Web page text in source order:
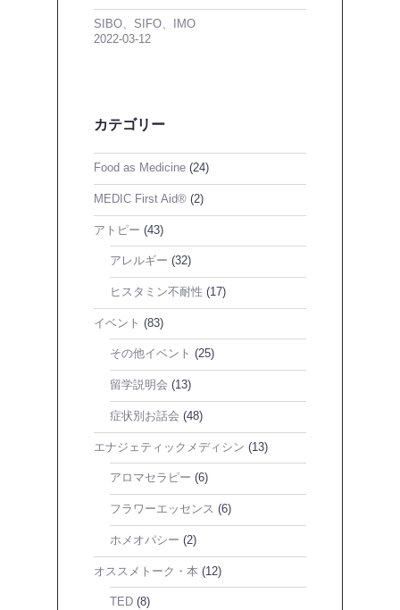
SIBO、SIFO、IMO
2022-03-12
カテゴリー
Food as Medicine (24)
MEDIC First Aid® (2)
アトピー (43)
アレルギー (32)
ヒスタミン不耐性 (17)
イベント (83)
その他イベント (25)
留学説明会 (13)
症状別お話会 (48)
エナジェティックメディシン (13)
アロマセラピー (6)
フラワーエッセンス (6)
ホメオパシー (2)
オススメトーク・本 (12)
TED (8)